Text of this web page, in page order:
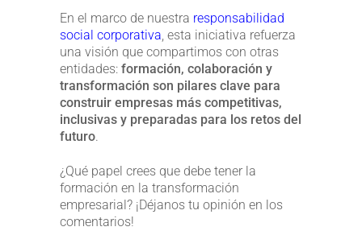
En el marco de nuestra responsabilidad
social corporativa, esta iniciativa refuerza
una visión que compartimos con otras
entidades: formación, colaboración y
transformación son pilares clave para
construir empresas más competitivas,
inclusivas y preparadas para los retos del
futuro.
¿Qué papel crees que debe tener la
formación en la transformación
empresarial? ¡Déjanos tu opinión en los
comentarios!